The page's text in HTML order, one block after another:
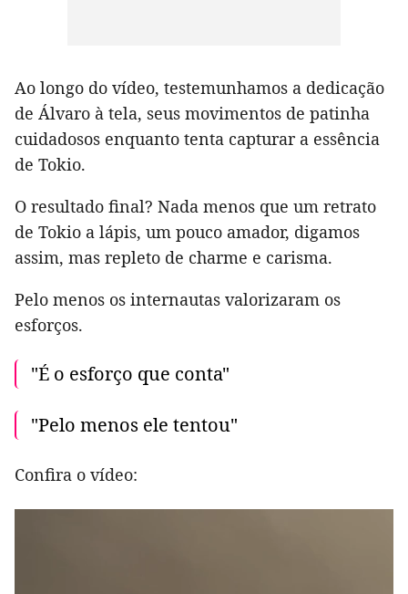
Ao longo do vídeo, testemunhamos a dedicação
de Álvaro à tela, seus movimentos de patinha
cuidadosos enquanto tenta capturar a essência
de Tokio.
O resultado final? Nada menos que um retrato
de Tokio a lápis, um pouco amador, digamos
assim, mas repleto de charme e carisma.
Pelo menos os internautas valorizaram os
esforços.
"É o esforço que conta"
"Pelo menos ele tentou"
Confira o vídeo: